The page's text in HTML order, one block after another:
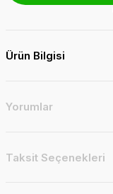
Ürün Bilgisi
Yorumlar
Taksit Seçenekleri